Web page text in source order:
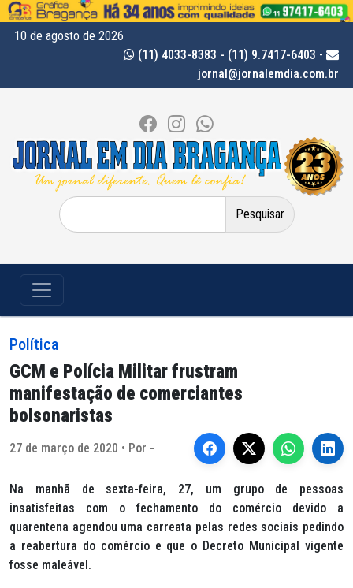
10 de agosto de 2026
(11) 4033-8383 - (11) 9.7417-6403 -
jornal@jornalemdia.com.br
Pesquisar
por:
Política
GCM e Polícia Militar frustram
manifestação de comerciantes
bolsonaristas
27 de março de 2020 • Por -
Na manhã de sexta-feira, 27, um grupo de pessoas
insatisfeitas com o fechamento do comércio devido a
quarentena agendou uma carreata pelas redes sociais pedindo
a reabertura do comércio e que o Decreto Municipal vigente
fosse maleável.